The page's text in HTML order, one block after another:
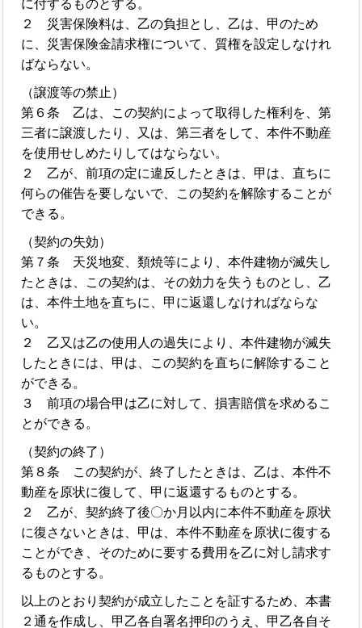
に付するものとする。
２ 災害保険料は、乙の負担とし、乙は、甲のため
に、災害保険金請求権について、質権を設定しなけれ
ばならない。
（譲渡等の禁止）
第６条 乙は、この契約によって取得した権利を、第
三者に譲渡したり、又は、第三者をして、本件不動産
を使用せしめたりしてはならない。
２ 乙が、前項の定に違反したときは、甲は、直ちに
何らの催告を要しないで、この契約を解除することが
できる。
（契約の失効）
第７条 天災地変、類焼等により、本件建物が滅失し
たときは、この契約は、その効力を失うものとし、乙
は、本件土地を直ちに、甲に返還しなければならな
い。
２ 乙又は乙の使用人の過失により、本件建物が滅失
したときには、甲は、この契約を直ちに解除すること
ができる。
３ 前項の場合甲は乙に対して、損害賠償を求めるこ
とができる。
（契約の終了）
第８条 この契約が、終了したときは、乙は、本件不
動産を原状に復して、甲に返還するものとする。
２ 乙が、契約終了後〇か月以内に本件不動産を原状
に復さないときは、甲は、本件不動産を原状に復する
ことができ、そのために要する費用を乙に対し請求す
るものとする。
以上のとおり契約が成立したことを証するため、本書
２通を作成し、甲乙各自署名押印のうえ、甲乙各自そ